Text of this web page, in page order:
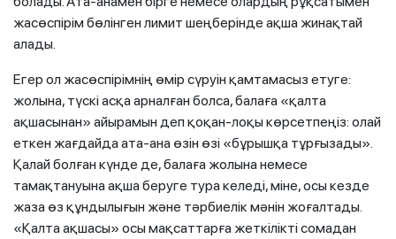
жасөспірім бөлінген лимит шеңберінде ақша жинақтай
алады.
Егер ол жасөспірімнің өмір сүруін қамтамасыз етуге:
жолына, түскі асқа арналған болса, балаға «қалта
ақшасынан» айырамын деп қоқан-лоқы көрсетпеңіз: олай
еткен жағдайда ата-ана өзін өзі «бұрышқа тұрғызады».
Қалай болған күнде де, балаға жолына немесе
тамақтануына ақша беруге тура келеді, міне, осы кезде
жаза өз құндылығын және тәрбиелік мәнін жоғалтады.
«Қалта ақшасы» осы мақсаттарға жеткілікті сомадан